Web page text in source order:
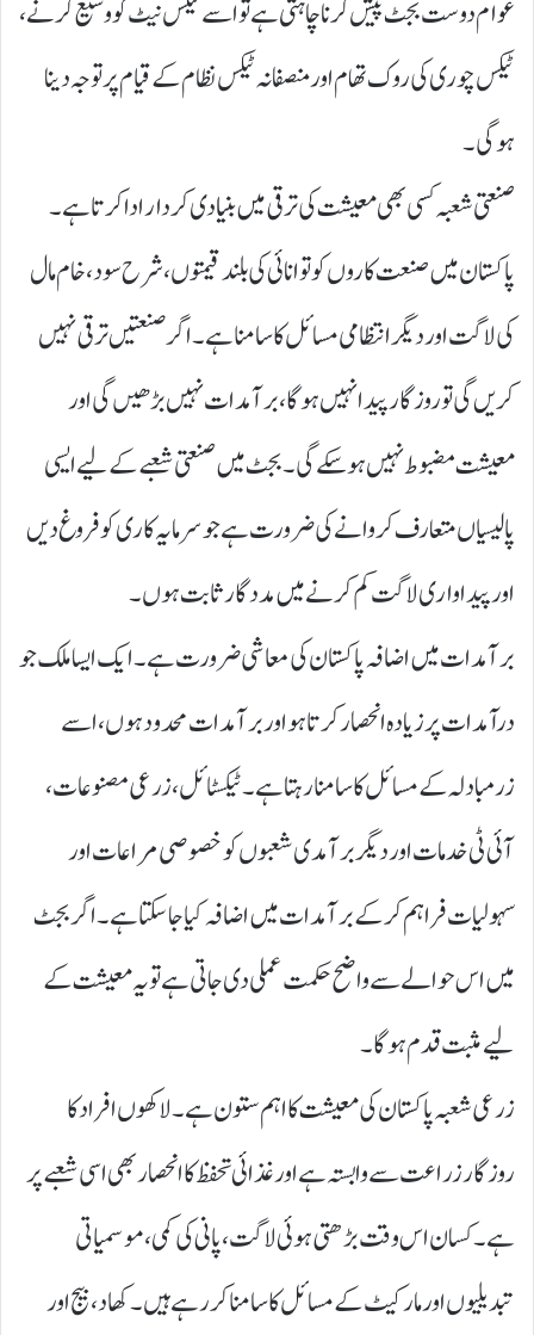
عوام دوست بجٹ پیش کرنا چاہتی ہے تو اسے ٹیکس نیٹ کو وسیع کرنے،
ٹیکس چوری کی روک تھام اور منصفانہ ٹیکس نظام کے قیام پر توجہ دینا
ہوگی۔
صنعتی شعبہ کسی بھی معیشت کی ترقی میں بنیادی کردار ادا کرتا ہے۔
پاکستان میں صنعت کاروں کو توانائی کی بلند قیمتوں، شرح سود، خام مال
کی لاگت اور دیگر انتظامی مسائل کا سامنا ہے۔ اگر صنعتیں ترقی نہیں
کریں گی تو روزگار پیدا نہیں ہوگا، برآمدات نہیں بڑھیں گی اور
معیشت مضبوط نہیں ہو سکے گی۔ بجٹ میں صنعتی شعبے کے لیے ایسی
پالیسیاں متعارف کروانے کی ضرورت ہے جو سرمایہ کاری کو فروغ دیں
اور پیداواری لاگت کم کرنے میں مددگار ثابت ہوں۔
برآمدات میں اضافہ پاکستان کی معاشی ضرورت ہے۔ ایک ایسا ملک جو
درآمدات پر زیادہ انحصار کرتا ہو اور برآمدات محدود ہوں، اسے
زرمبادلہ کے مسائل کا سامنا رہتا ہے۔ ٹیکسٹائل، زرعی مصنوعات،
آئی ٹی خدمات اور دیگر برآمدی شعبوں کو خصوصی مراعات اور
سہولیات فراہم کر کے برآمدات میں اضافہ کیا جا سکتا ہے۔ اگر بجٹ
میں اس حوالے سے واضح حکمت عملی دی جاتی ہے تو یہ معیشت کے
لیے مثبت قدم ہوگا۔
زرعی شعبہ پاکستان کی معیشت کا اہم ستون ہے۔ لاکھوں افراد کا
روزگار زراعت سے وابستہ ہے اور غذائی تحفظ کا انحصار بھی اسی شعبے پر
ہے۔ کسان اس وقت بڑھتی ہوئی لاگت، پانی کی کمی، موسمیاتی
تبدیلیوں اور مارکیٹ کے مسائل کا سامنا کر رہے ہیں۔ کھاد، بیج اور